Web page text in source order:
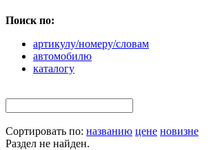
Поиск по:
артикулу/номеру/словам
автомобилю
каталогу
Сортировать по: названию цене новизне
Раздел не найден.